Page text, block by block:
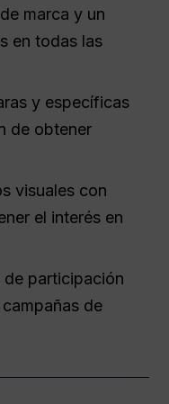
marca y un
en todas las
y específicas
de obtener
visuales con
el interés en
de participación
de